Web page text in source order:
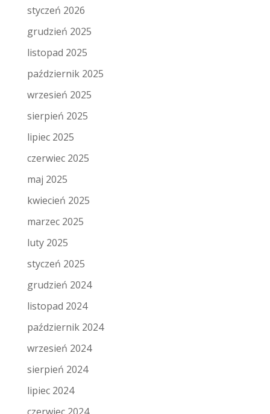
styczeń 2026
grudzień 2025
listopad 2025
październik 2025
wrzesień 2025
sierpień 2025
lipiec 2025
czerwiec 2025
maj 2025
kwiecień 2025
marzec 2025
luty 2025
styczeń 2025
grudzień 2024
listopad 2024
październik 2024
wrzesień 2024
sierpień 2024
lipiec 2024